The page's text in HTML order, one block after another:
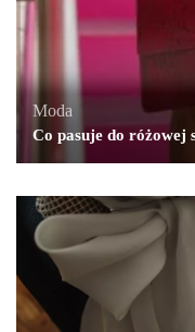
Moda
Co pasuje do różowej